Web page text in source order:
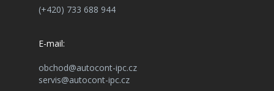
(+420) 733 688 944
E-mail:
obchod@autocont-ipc.cz
servis@autocont-ipc.cz